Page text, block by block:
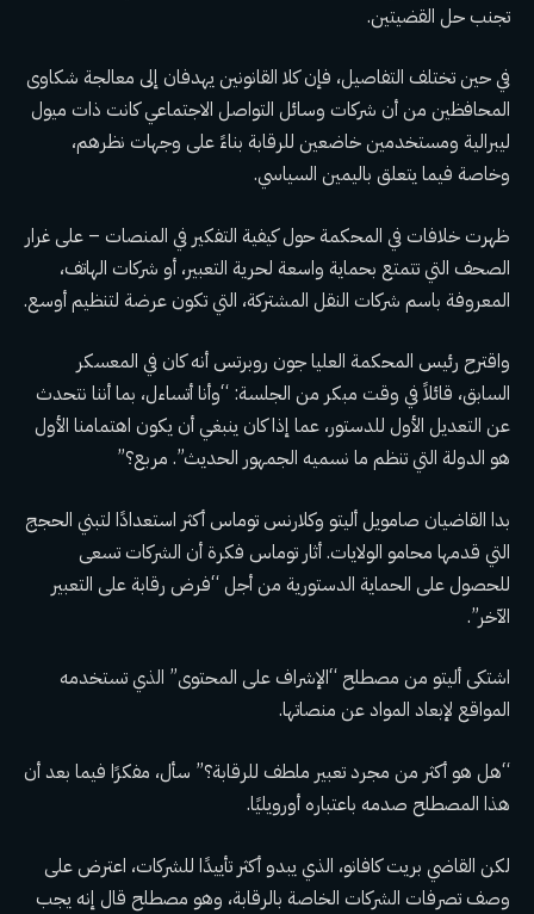
تجنب حل القضيتين.
في حين تختلف التفاصيل، فإن كلا القانونين يهدفان إلى معالجة شكاوى
المحافظين من أن شركات وسائل التواصل الاجتماعي كانت ذات ميول
ليبرالية ومستخدمين خاضعين للرقابة بناءً على وجهات نظرهم،
وخاصة فيما يتعلق باليمين السياسي.
ظهرت خلافات في المحكمة حول كيفية التفكير في المنصات – على غرار
الصحف التي تتمتع بحماية واسعة لحرية التعبير، أو شركات الهاتف،
المعروفة باسم شركات النقل المشتركة، التي تكون عرضة لتنظيم أوسع.
واقترح رئيس المحكمة العليا جون روبرتس أنه كان في المعسكر
السابق، قائلاً في وقت مبكر من الجلسة: “وأنا أتساءل، بما أننا نتحدث
عن التعديل الأول للدستور، عما إذا كان ينبغي أن يكون اهتمامنا الأول
هو الدولة التي تنظم ما نسميه الجمهور الحديث”. مربع؟”
بدا القاضيان صامويل أليتو وكلارنس توماس أكثر استعدادًا لتبني الحجج
التي قدمها محامو الولايات. أثار توماس فكرة أن الشركات تسعى
للحصول على الحماية الدستورية من أجل “فرض رقابة على التعبير
الآخر”.
اشتكى أليتو من مصطلح “الإشراف على المحتوى” الذي تستخدمه
المواقع لإبعاد المواد عن منصاتها.
“هل هو أكثر من مجرد تعبير ملطف للرقابة؟” سأل، مفكرًا فيما بعد أن
هذا المصطلح صدمه باعتباره أورويليًا.
لكن القاضي بريت كافانو، الذي يبدو أكثر تأييدًا للشركات، اعترض على
وصف تصرفات الشركات الخاصة بالرقابة، وهو مصطلح قال إنه يجب